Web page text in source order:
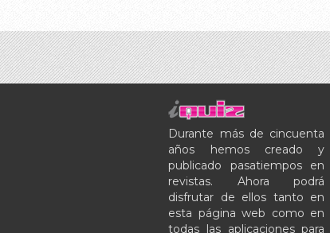
Durante más de cincuenta
años hemos creado y
publicado pasatiempos en
revistas. Ahora podrá
disfrutar de ellos tanto en
esta página web como en
todas las aplicaciones para